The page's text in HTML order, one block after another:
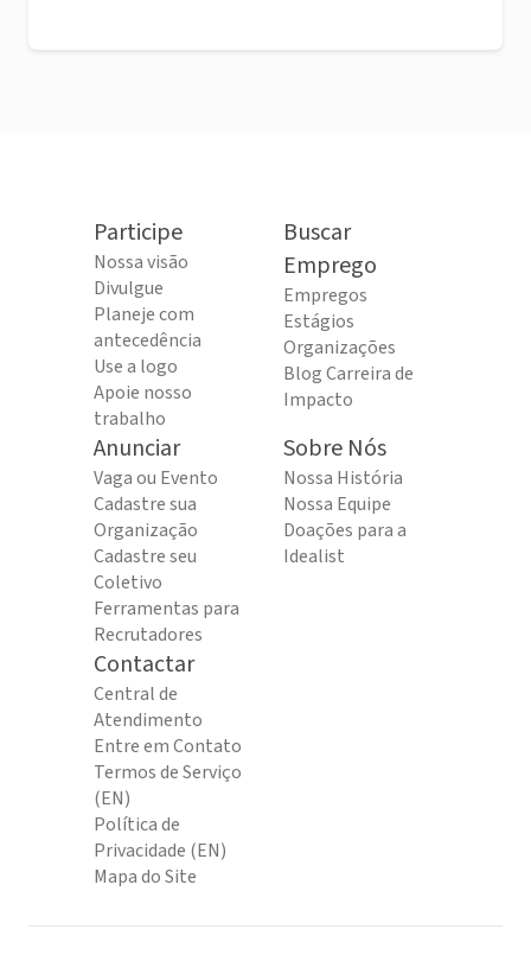
Participe
Nossa visão
Divulgue
Planeje com
antecedência
Use a logo
Apoie nosso
trabalho
Buscar
Emprego
Empregos
Estágios
Organizações
Blog Carreira de
Impacto
Anunciar
Vaga ou Evento
Cadastre sua
Organização
Cadastre seu
Coletivo
Ferramentas para
Recrutadores
Sobre Nós
Nossa História
Nossa Equipe
Doações para a
Idealist
Contactar
Central de
Atendimento
Entre em Contato
Termos de Serviço
(EN)
Política de
Privacidade (EN)
Mapa do Site